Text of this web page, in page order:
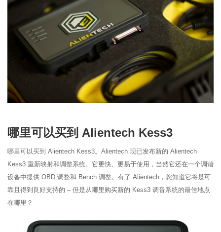
哪里可以买到 Alientech Kess3
哪里可以买到 Alientech Kess3。Alientech 现已发布新的 Alientech
Kess3 重新映射和调整系统。它更快、更易于使用，当然它还在一个调谐
设备中提供 OBD 调整和 Bench 调整。有了 Alientech，您知道它将是可
靠且得到良好支持的 – 但是从哪里购买新的 Kess3 调音系统的最佳地点
在哪里？